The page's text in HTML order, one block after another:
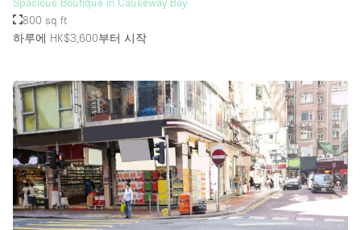
800 sq ft
하루에 HK$3,600부터 시작